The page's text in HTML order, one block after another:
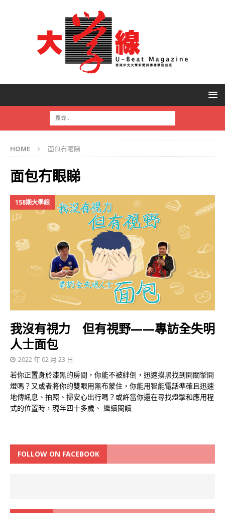
HOME 面包冇眼睇
面包冇眼睇
158期大學線
我沒有視力 但有視野——專訪全失明
人士面包
2022 年 02 月 23 日
若你正置身於漆黑的房間，你能不被絆倒，迅速摸黑找到開關掣開
燈嗎？又或者將你的雙眼用黑布蒙住，你能用智能電話準確且迅速
地傳訊息、拍照、掃安心出行嗎？或許當你還在尋找燈掣和應用程
式的位置時，現年四十多歲、 繼續閱讀
FOLLOW ON FACEBOOK